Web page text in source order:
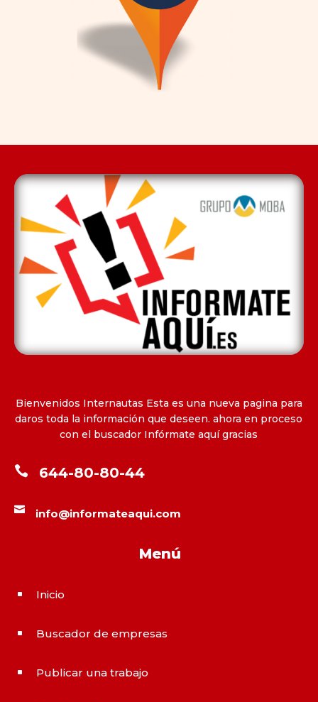
Bienvenidos Internautas Esta es una nueva pagina para
daros toda la información que deseen. ahora en proceso
con el buscador Infórmate aquí gracias
 644-80-80-44
 info@informateaqui.com
Menú
^ Inicio
^ Buscador de empresas
^ Publicar una trabajo